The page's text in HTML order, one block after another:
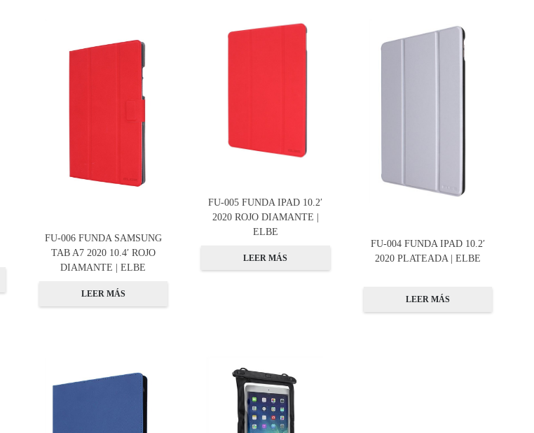
FU-006 FUNDA SAMSUNG
TAB A7 2020 10.4′ ROJO
DIAMANTE | ELBE
LEER MÁS
FU-005 FUNDA IPAD 10.2′
2020 ROJO DIAMANTE |
ELBE
LEER MÁS
FU-004 FUNDA IPAD 10.2′
2020 PLATEADA | ELBE
LEER MÁS